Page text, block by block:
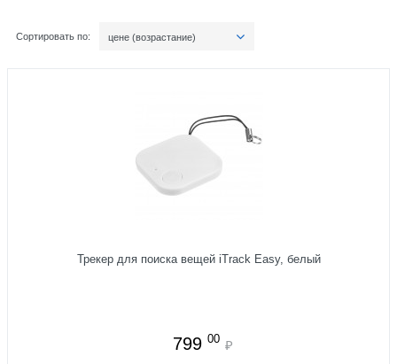
Сортировать по: цене (возрастание)
Трекер для поиска вещей iTrack Easy, белый
799 00 ₽